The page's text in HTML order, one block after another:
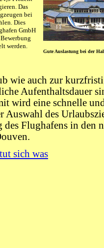
Das
bei
Dies
GmbH
werden.
Gute Auslastung bei der
wie auch zur
Aufenthaltsdauer
wird eine schnelle
Auswahl des
Flughafens in den
sich was